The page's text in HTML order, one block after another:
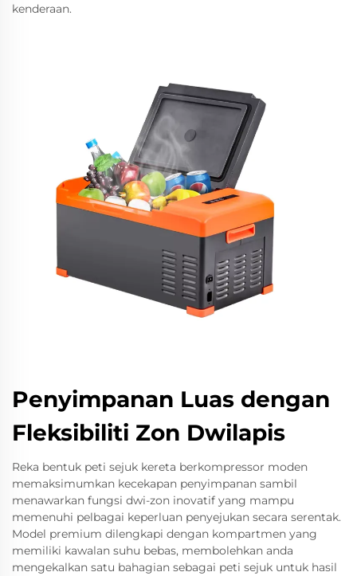
kenderaan.
Penyimpanan Luas dengan
Fleksibiliti Zon Dwilapis
Reka bentuk peti sejuk kereta berkompressor moden
memaksimumkan kecekapan penyimpanan sambil
menawarkan fungsi dwi-zon inovatif yang mampu
memenuhi pelbagai keperluan penyejukan secara serentak.
Model premium dilengkapi dengan kompartmen yang
memiliki kawalan suhu bebas, membolehkan anda
mengekalkan satu bahagian sebagai peti sejuk untuk hasil